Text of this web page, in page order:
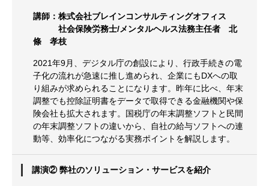
講師：株式会社ブレインコンサルティングオフィス
社会保険労務士/メンタルヘルス法務主任者 北
條 孝枝
2021年9月、デジタル庁の創設により、行政手続きの電
子化の流れが急速に推し進められ、企業にもDXへの取
り組みが求められることになります。昨年に比べ、年末
調整でも控除証明書をデータで取得できる金融機関や保
険会社も拡大されます。国税庁の年末調整ソフトと民間
の年末調整ソフトの違いから、自社の給与ソフトへの連
動等、効率化につながる実務ポイントを解説します。
講演② 弊社のソリューション・サービスを紹介